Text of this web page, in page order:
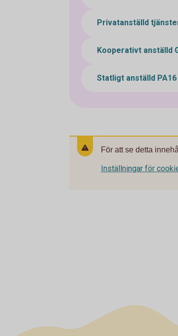
Privatanställd
Kooperativt anställd
Statligt anställd PA16
För att se detta
Inställningar för